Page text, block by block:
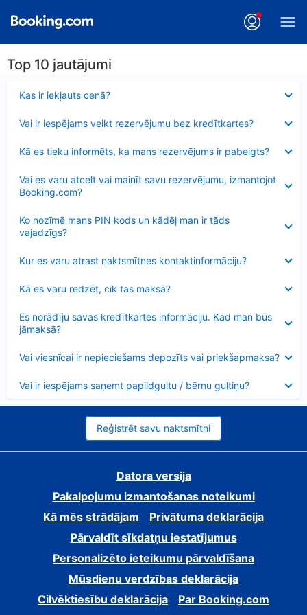
Top 10 jautājumi
Kas ir iekļauts cenā?
Vai ir iespējams veikt rezervējumu bez kredītkartes?
Kā es tieku informēts, ka mans rezervējums ir pabeigts?
Vai es varu atcelt vai mainīt savu rezervējumu, izmantojot
Booking.com?
Ko nozīmē mans PIN kods un kādēļ man ir tāds
vajadzīgs?
Kur es varu atrast naktsmītnes kontaktinformāciju?
Kā es varu redzēt, cik tas maksā?
Es norādīju savas kredītkartes informāciju. Kad man būs
jāmaksā?
Vai viesnīcai ir nepieciešams depozīts vai priekšapmaksa?
Vai ir iespējams saņemt papildgultu / bērnu gultiņu?
Reģistrēt savu naktsmītni
Datora versija
Pakalpojumu izmantošanas noteikumi
Kā mēs strādājam
Privātuma deklarācija
Pārvaldīt sīkdatņu iestatījumus
Personalizēto ieteikumu pārvaldīšana
Mūsdienu verdzības deklarācija
Cilvēktiesību deklarācija
Par Booking.com